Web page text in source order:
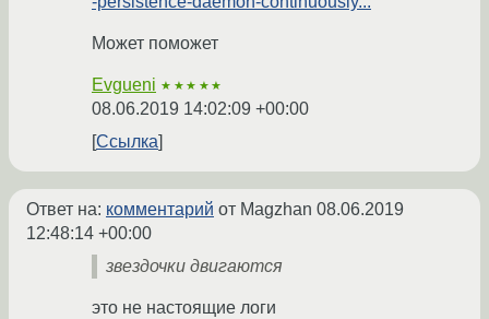
Может поможет
Evgueni ★★★★★
08.06.2019 14:02:09 +00:00
Ссылка
Ответ на: комментарий от Magzhan 08.06.2019
12:48:14 +00:00
звездочки двигаются
это не настоящие логи